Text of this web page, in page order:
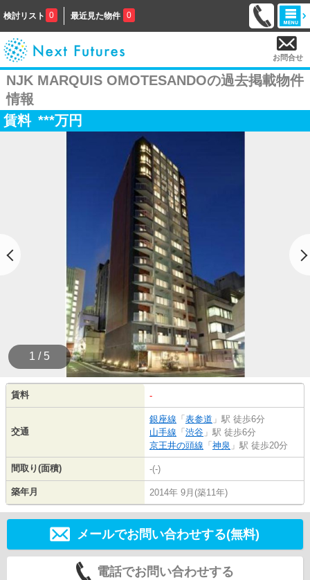
検討リスト 0 最近見た物件 0
お問合せ
NJK MARQUIS OMOTESANDOの過去掲載物件
情報
賃料 ***万円
1 / 5
賃料 -
交通
銀座線 「 表参道 」駅 徒歩6分
山手線 「 渋谷 」駅 徒歩6分
京王井の頭線 「 神泉 」駅 徒歩20分
間取り(面積) -(-)
築年月 2014年 9月(築11年)
メールでお問い合わせする(無料)
電話でお問い合わせする